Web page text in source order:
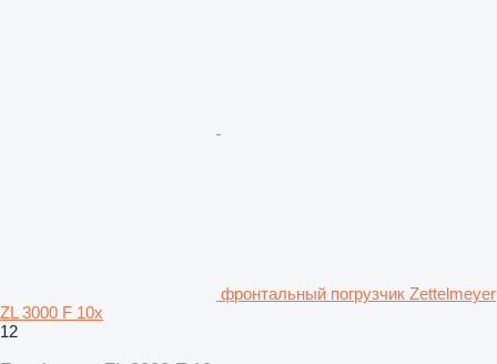
фронтальный погрузчик Zettelmeyer
ZL 3000 F 10x
12